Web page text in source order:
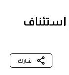
استئناف
شارك